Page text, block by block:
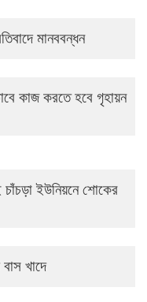
মানববন্ধন
কাজ করতে হবে গৃহায়ন
ইউনিয়নে শোকের
খাদে